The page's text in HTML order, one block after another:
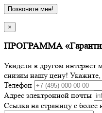
Позвоните мне!
×
ПРОГРАММА
Увидели в другом интернет
снизим нашу цену! Укажите,
Телефон
Адрес электронной почты
Ссылка на страницу с более